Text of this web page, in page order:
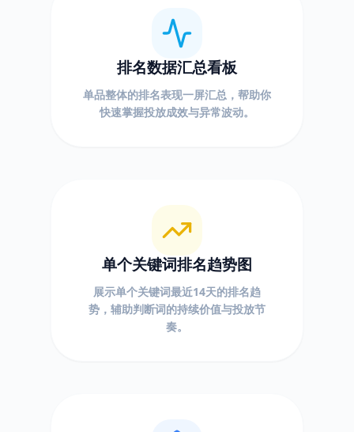
排名数据汇总看板
单品整体的排名表现一屏汇总，帮助你
快速掌握投放成效与异常波动。
单个关键词排名趋势图
展示单个关键词最近14天的排名趋
势，辅助判断词的持续价值与投放节
奏。